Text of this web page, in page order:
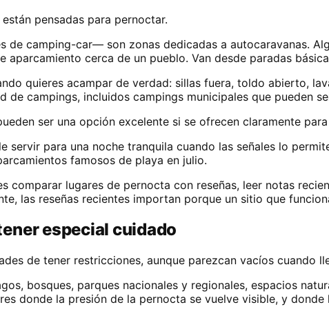
pensadas para pernoctar.
de camping-car— son zonas dedicadas a autocaravanas.
cerca de un pueblo. Van desde paradas
quieres acampar de verdad: sillas fuera, toldo abierto,
de campings, incluidos campings municipales que pueden
ser una opción excelente si se ofrecen claramente
servir para una noche tranquila cuando las señales lo
famosos de playa en julio.
comparar lugares de pernocta con reseñas, leer notas
las reseñas recientes importan porque un sitio que
especial cuidado
de tener restricciones, aunque parezcan vacíos cuando
bosques, parques nacionales y regionales, espacios
donde la presión de la pernocta se vuelve visible, y